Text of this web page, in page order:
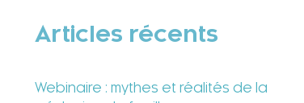
Articles récents
Webinaire : mythes et réalités de la